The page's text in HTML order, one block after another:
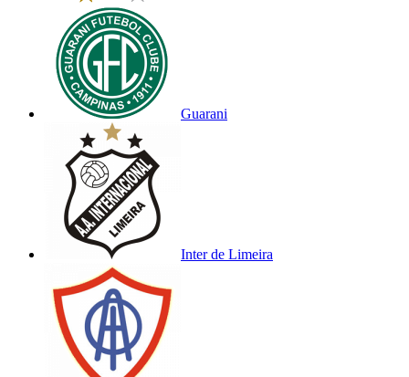
Guarani
Inter de Limeira